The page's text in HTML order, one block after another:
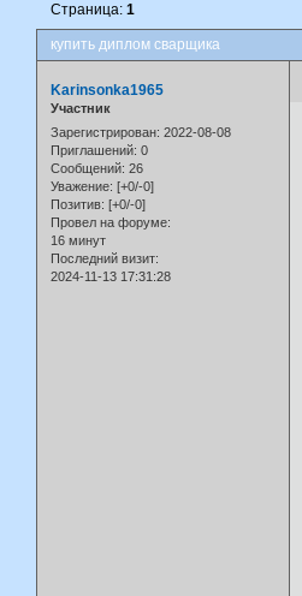
купить диплом сварщика
Страница:1
Karinsonka1965
Участник
Зарегистрирован: 2022-08-08
Приглашений: 0
Сообщений: 26
Уважение: [+0/-0]
Позитив: [+0/-0]
Провел на форуме:
16 минут
Последний визит:
2024-11-13 17:31:28